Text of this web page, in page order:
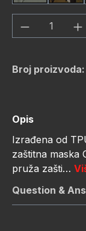
Količina
Broj proizvoda:
Opis
Izrađena od
zaštitna maska
pruža zašti…
Question &